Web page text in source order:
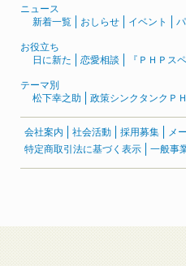
ニュース
新着一覧
おしらせ イベント
お役立ち
日に新た
恋愛相談 『ＰＨＰス
テーマ別
松下幸之助
政策シンクタンクＰ
会社案内 社会活動 採用募集 メ
特定商取引法に基づく表示
一般事